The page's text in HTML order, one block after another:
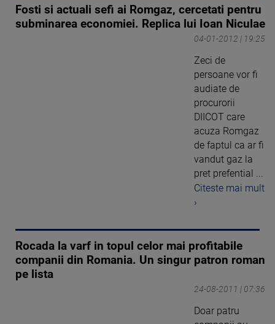
Fosti si actuali sefi ai Romgaz, cercetati pentru
subminarea economiei. Replica lui Ioan Niculae
04-01-2012 | 19:25
Zeci de
persoane vor fi
audiate de
procurorii
DIICOT care
acuza Romgaz
de faptul ca ar fi
vandut gaz la
pret prefential ...
Citeste mai mult
›
Rocada la varf in topul celor mai profitabile
companii din Romania. Un singur patron roman
pe lista
24-08-2011 | 07:36
Doar patru